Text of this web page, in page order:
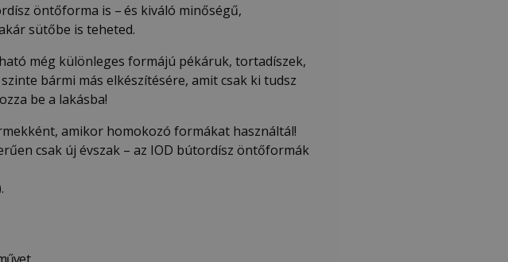
öntőforma is –és kiváló minőségű,
sütőbe is teheted.
még különleges formájú pékáruk, tortadíszek,
bármi más elkészítésére, amit csak ki tudsz
be a lakásba!
amikor homokozó formákat használtál!
csak új évszak – az IOD bútordísz öntőformák